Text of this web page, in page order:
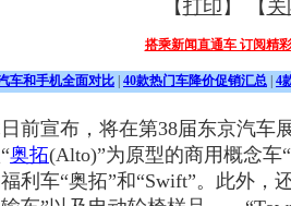
【打印 】 【 关
搭乘新闻直通车 订阅精
车和手机全面对比 40款热门车降价促销汇总 4
宣布，将在第38届东京汽车展
奥拓(Alto)”为原型的商用概念车
利车“奥拓”和“Swift”。此外，